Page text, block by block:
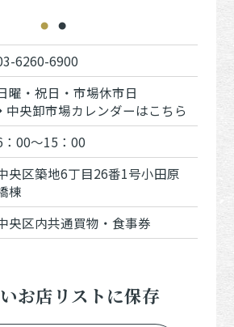
6260-6900
曜・祝日・市場休市日
中央卸市場カレンダーはこちら
：00～15：00
央区築地6丁目26番1号小田原
棟
央区内共通買物・食事券
お店リストに保存